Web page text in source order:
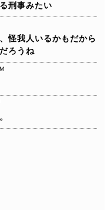
刑事みたい
怪我人いるかもだから
ろうね